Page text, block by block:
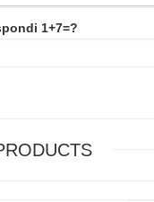
1+7=?